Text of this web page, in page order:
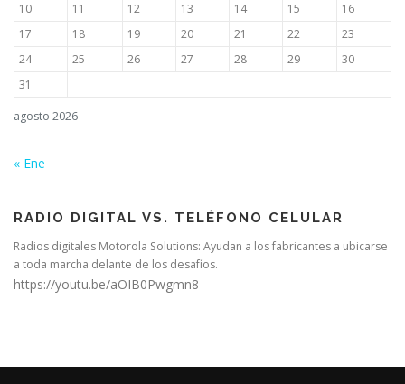
agosto 2026
10
11 12 13 14 15
16
17
18 19 20 21 22
23
24
25 26 27 28 29
30
31
« Ene
RADIO DIGITAL VS. TELÉFONO CELULAR
Radios digitales Motorola Solutions: Ayudan a los fabricantes a ubicarse
a toda marcha delante de los desafíos.
https://youtu.be/aOIB0Pwgmn8